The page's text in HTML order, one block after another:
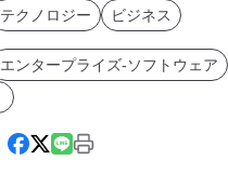
テクノロジー ビジネス
エンタープライズ-ソフトウェア